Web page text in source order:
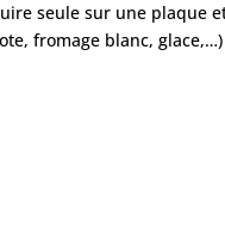
seule sur une plaque
fromage blanc, glace,…)